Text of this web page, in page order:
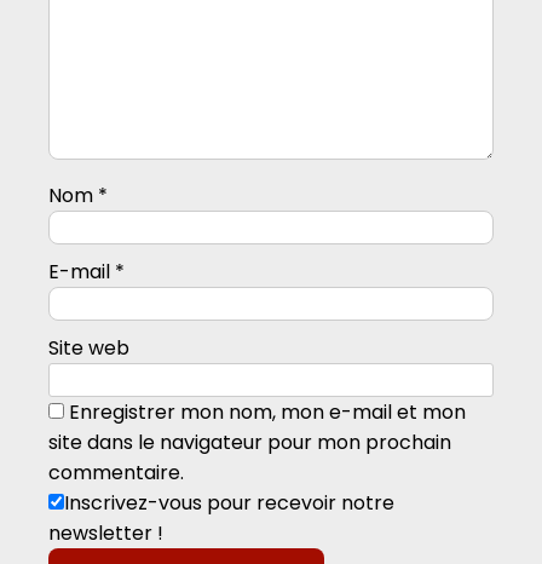
Nom *
E-mail *
Site web
Enregistrer mon nom, mon e-mail et mon
site dans le navigateur pour mon prochain
commentaire.
Inscrivez-vous pour recevoir notre
newsletter !